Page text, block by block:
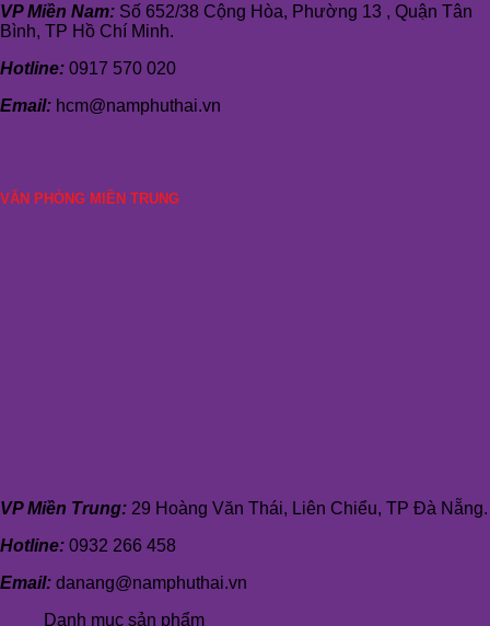
VP Miền Nam: Số 652/38 Cộng Hòa, Phường 13 , Quận Tân
Bình, TP Hồ Chí Minh.
Hotline: 0917 570 020
Email: hcm@namphuthai.vn
VĂN PHÒNG MIỀN TRUNG
VP Miền Trung: 29 Hoàng Văn Thái, Liên Chiểu, TP Đà Nẵng.
Hotline: 0932 266 458
Email: danang@namphuthai.vn
Danh mục sản phẩm